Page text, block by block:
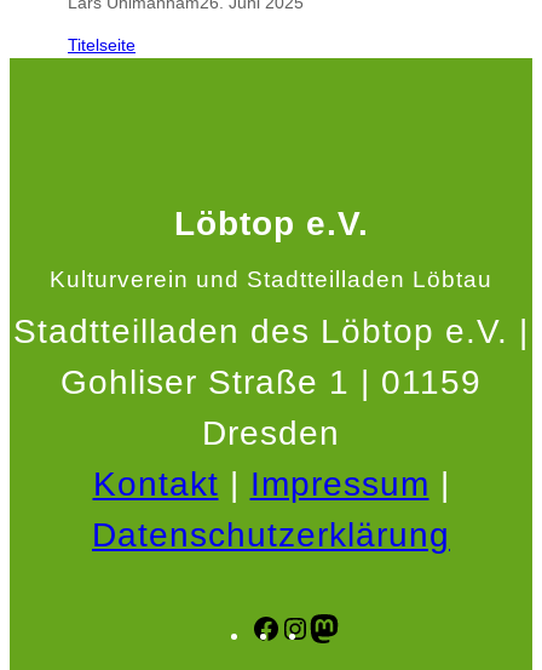
Titelseite
Löbtop e.V.
Kulturverein und Stadtteilladen Löbtau
Stadtteilladen des Löbtop e.V. |
Gohliser Straße 1 | 01159
Dresden
Kontakt | Impressum |
Datenschutzerklärung
Facebook
Instagram
Mastodon